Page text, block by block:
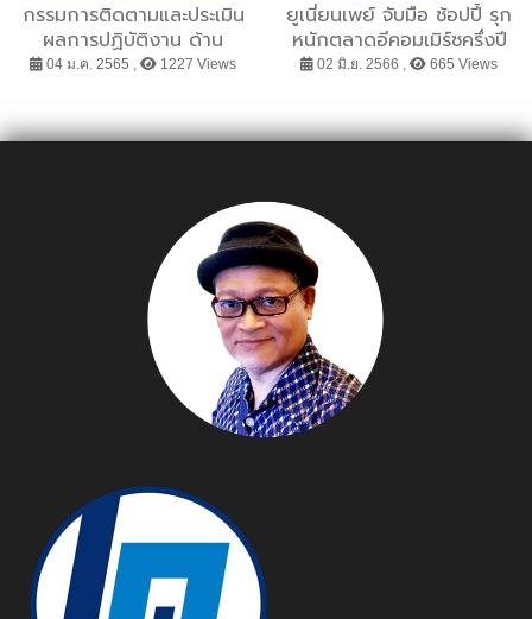
กรรมการติดตามและประเมิน
ผลการปฏิบัติงาน ด้าน
กิจการโทรทัศน์ ร่วมกับ
ประชุมเพื่อรับฟังความคิดเห็น
ประเมินผลตามนโยบาย
กสทช. ที่สำคัญ ในกิจการ
โทรทัศน์
04 ม.ค. 2565 , 1227 Views
ยูเนี่ยนเพย์ จับมือ ช้อปปี้ รุก
หนักตลาดอีคอมเมิร์ซครึ่งปี
หลัง เสิร์ฟประสบการณ์จับ
ShopeeFood
02 มิ.ย. 2566 , 665 Views